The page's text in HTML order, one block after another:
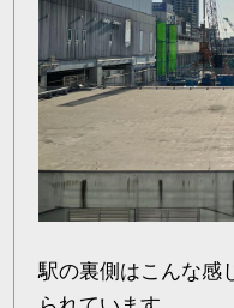
駅の裏側はこんな感